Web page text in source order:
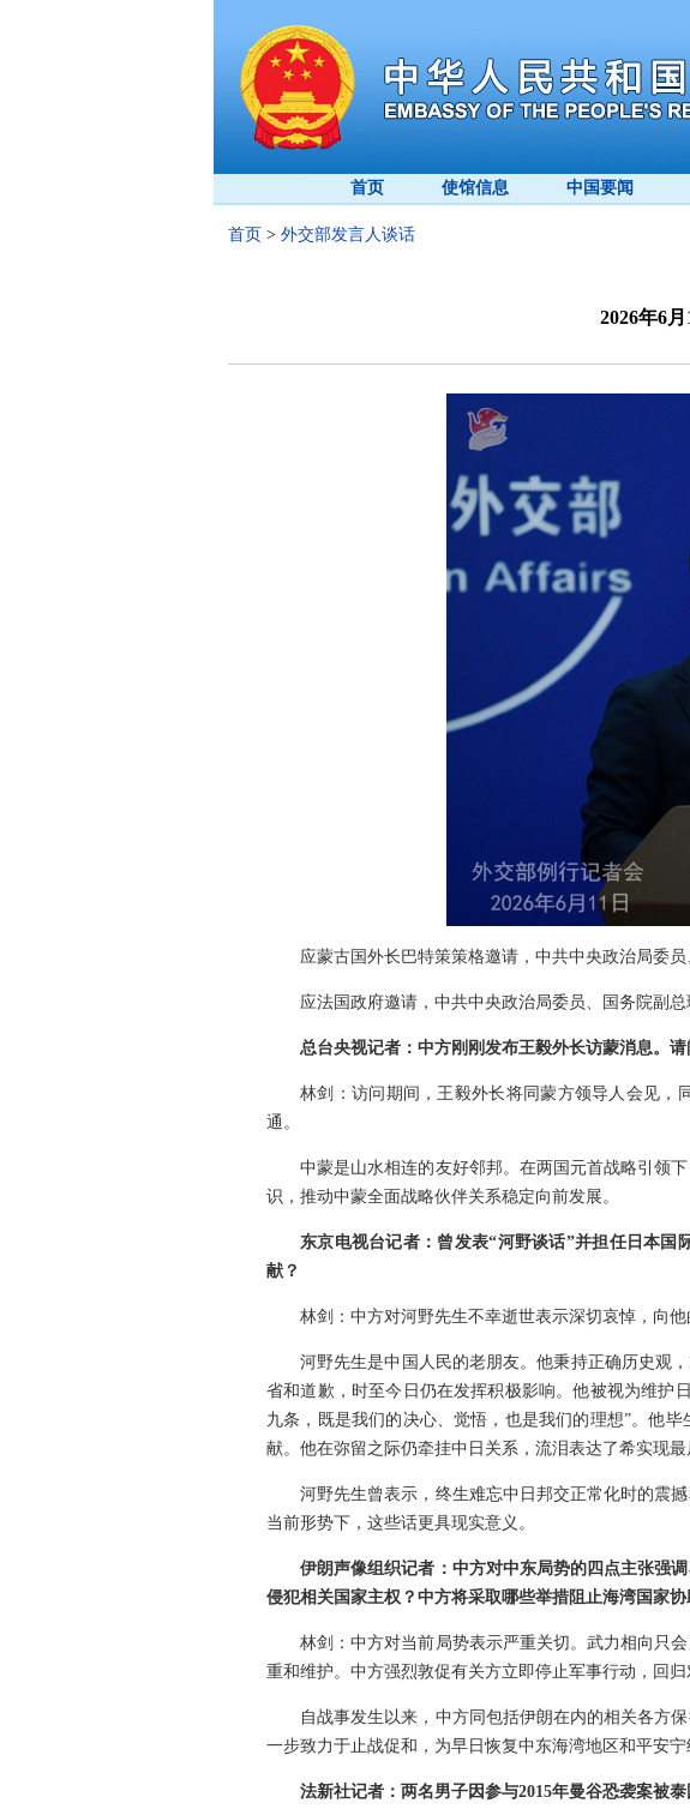
首页 使馆信息 中国要闻
首页 > 外交部发言人谈话
2026年6
应蒙古国外长巴特策策格邀请，中共中央政治局委
应法国政府邀请，中共中央政治局委员、国务院副
总台央视记者：中方刚刚发布王毅外长访蒙消息。
林剑：访问期间，王毅外长将同蒙方领导人会见，
通。
中蒙是山水相连的友好邻邦。在两国元首战略引领
识，推动中蒙全面战略伙伴关系稳定向前发展。
东京电视台记者：曾发表“河野谈话”并担任日本
献？
林剑：中方对河野先生不幸逝世表示深切哀悼，向他
河野先生是中国人民的老朋友。他秉持正确历史观
省和道歉，时至今日仍在发挥积极影响。他被视为维护
九条，既是我们的决心、觉悟，也是我们的理想”。他
献。他在弥留之际仍牵挂中日关系，流泪表达了希实现
河野先生曾表示，终生难忘中日邦交正常化时的震
当前形势下，这些话更具现实意义。
伊朗声像组织记者：中方对中东局势的四点主张强
侵犯相关国家主权？中方将采取哪些举措阻止海湾国家协
林剑：中方对当前局势表示严重关切。武力相向只
重和维护。中方强烈敦促有关方立即停止军事行动，回
自战事发生以来，中方同包括伊朗在内的相关各方
一步致力于止战促和，为早日恢复中东海湾地区和平安宁
法新社记者：两名男子因参与2015年曼谷恐袭案被